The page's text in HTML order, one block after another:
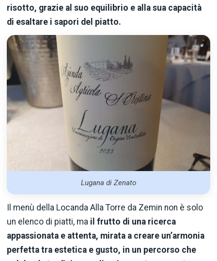
risotto, grazie al suo equilibrio e alla sua capacità
di esaltare i sapori del piatto.
Lugana di Zenato
Il menù della Locanda Alla Torre da Zemin non è solo
un elenco di piatti, ma il frutto di una ricerca
appassionata e attenta, mirata a creare un’armonia
perfetta tra estetica e gusto, in un percorso che